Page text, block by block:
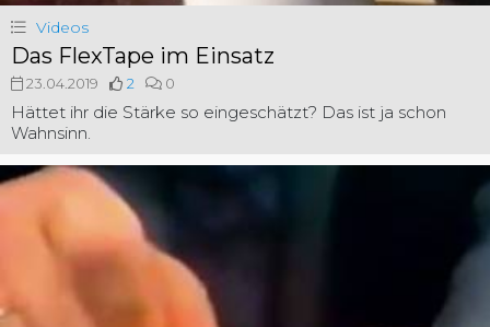
Videos
Das FlexTape im Einsatz
23.04.2019 2 0
Hättet ihr die Stärke so eingeschätzt? Das ist ja schon
Wahnsinn.